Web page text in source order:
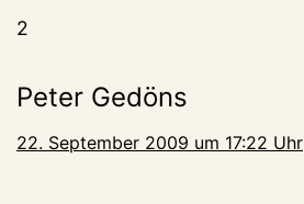
2
Peter Gedöns
22. September 2009 um 17:22 Uhr